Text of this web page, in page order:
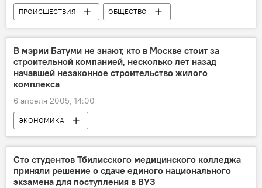
ПРОИСШЕСТВИЯ ОБЩЕСТВО
В мэрии Батуми не знают, кто в Москве стоит за
строительной компанией, несколько лет назад
начавшей незаконное строительство жилого
комплекса
6 апреля 2005, 14:00
ЭКОНОМИКА
Сто студентов Тбилисского медицинского колледжа
приняли решение о сдаче единого национального
экзамена для поступления в ВУЗ